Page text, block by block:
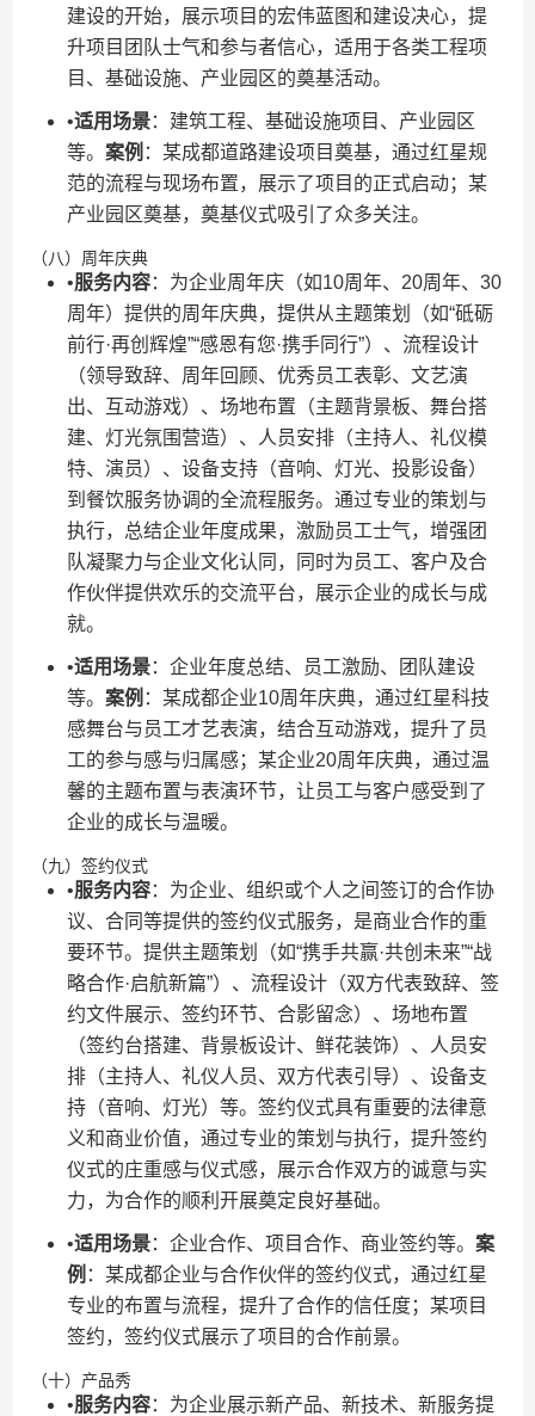
建设的开始，展示项目的宏伟蓝图和建设决心，提
升项目团队士气和参与者信心，适用于各类工程项
目、基础设施、产业园区的奠基活动。
•​​适用场景​​：建筑工程、基础设施项目、产业园区
等。​ ​案例​ ​：某成都道路建设项目奠基，通过红星规
范的流程与现场布置，展示了项目的正式启动；某
产业园区奠基，奠基仪式吸引了众多关注。
（八）周年庆典
•​​服务内容​​：为企业周年庆（如10周年、20周年、30
周年）提供的周年庆典，提供从主题策划（如“砥砺
前行·再创辉煌”“感恩有您·携手同行”）、流程设计
（领导致辞、周年回顾、优秀员工表彰、文艺演
出、互动游戏）、场地布置（主题背景板、舞台搭
建、灯光氛围营造）、人员安排（主持人、礼仪模
特、演员）、设备支持（音响、灯光、投影设备）
到餐饮服务协调的全流程服务。通过专业的策划与
执行，总结企业年度成果，激励员工士气，增强团
队凝聚力与企业文化认同，同时为员工、客户及合
作伙伴提供欢乐的交流平台，展示企业的成长与成
就。
•​​适用场景​​：企业年度总结、员工激励、团队建设
等。​ ​案例​ ​：某成都企业10周年庆典，通过红星科技
感舞台与员工才艺表演，结合互动游戏，提升了员
工的参与感与归属感；某企业20周年庆典，通过温
馨的主题布置与表演环节，让员工与客户感受到了
企业的成长与温暖。
（九）签约仪式
•​​服务内容​​：为企业、组织或个人之间签订的合作协
议、合同等提供的签约仪式服务，是商业合作的重
要环节。提供主题策划（如“携手共赢·共创未来”“战
略合作·启航新篇”）、流程设计（双方代表致辞、签
约文件展示、签约环节、合影留念）、场地布置
（签约台搭建、背景板设计、鲜花装饰）、人员安
排（主持人、礼仪人员、双方代表引导）、设备支
持（音响、灯光）等。签约仪式具有重要的法律意
义和商业价值，通过专业的策划与执行，提升签约
仪式的庄重感与仪式感，展示合作双方的诚意与实
力，为合作的顺利开展奠定良好基础。
•​​适用场景​​：企业合作、项目合作、商业签约等。​ ​案
例​ ​：某成都企业与合作伙伴的签约仪式，通过红星
专业的布置与流程，提升了合作的信任度；某项目
签约，签约仪式展示了项目的合作前景。
（十）产品秀
•​​服务内容​​：为企业展示新产品、新技术、新服务提